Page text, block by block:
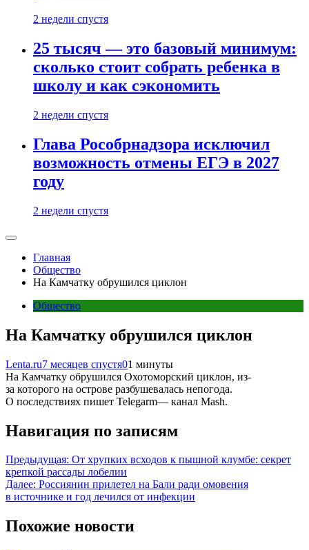
2 недели спустя
25 тысяч — это базовый минимум:
сколько стоит собрать ребенка в
школу и как сэкономить
2 недели спустя
Глава Рособрнадзора исключил
возможность отмены ЕГЭ в 2027
году
2 недели спустя
Главная
Общество
На Камчатку обрушился циклон
Общество
На Камчатку обрушился циклон
Lenta.ru7 месяцев спустя01 минуты
На Камчатку обрушился Охотоморский циклон, из-
за которого на острове разбушевалась непогода.
О последствиях пишет Telegarm— канал Mash.
Навигация по записям
Предыдущая: От хрупких всходов к пышной клумбе: секрет
крепкой рассады лобелии
Далее: Россиянин прилетел на Бали ради омовения
в источнике и год лечился от инфекции
Похожие новости